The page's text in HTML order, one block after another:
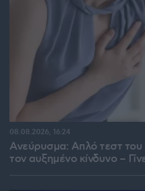
Ανεύρυσμα: Απλό τεστ του
τον αυξημένο κίνδυνο –
08.08.2026, 16:24